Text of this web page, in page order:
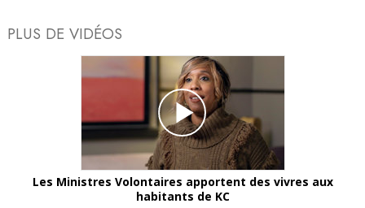
PLUS DE VIDÉOS
Les Ministres Volontaires apportent des vivres aux
habitants de KC